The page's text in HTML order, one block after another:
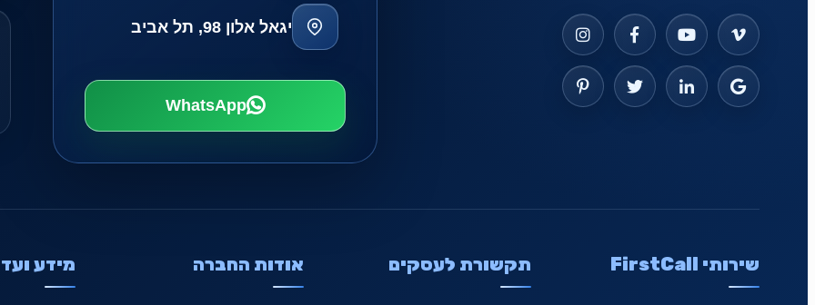
יגאל אלון 98, תל אביב
WhatsApp
שירותי FirstCall תקשורת לעסקים אודות החברה מידע